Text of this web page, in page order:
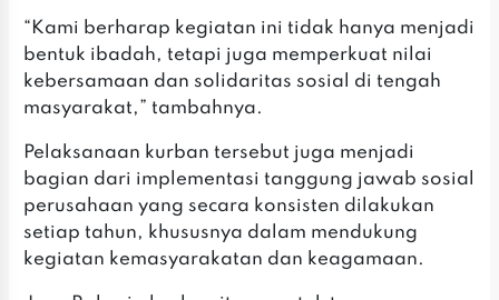
‎‎“Kami berharap kegiatan ini tidak hanya menjadi
bentuk ibadah, tetapi juga memperkuat nilai
kebersamaan dan solidaritas sosial di tengah
masyarakat,” tambahnya.
‎‎Pelaksanaan kurban tersebut juga menjadi
bagian dari implementasi tanggung jawab sosial
perusahaan yang secara konsisten dilakukan
setiap tahun, khususnya dalam mendukung
kegiatan kemasyarakatan dan keagamaan.